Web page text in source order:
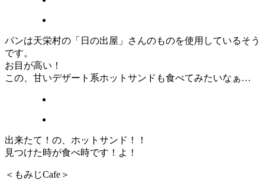
パンは天栄村の「日の出屋」さんのものを使用しているそう
です。
お目が高い！
この、甘いデザート系ホットサンドも食べてみたいなぁ…
出来たて！の、ホットサンド！！
見つけた時が食べ時です！よ！
＜もみじCafe＞